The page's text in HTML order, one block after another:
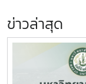
ข่าวล่าสุด